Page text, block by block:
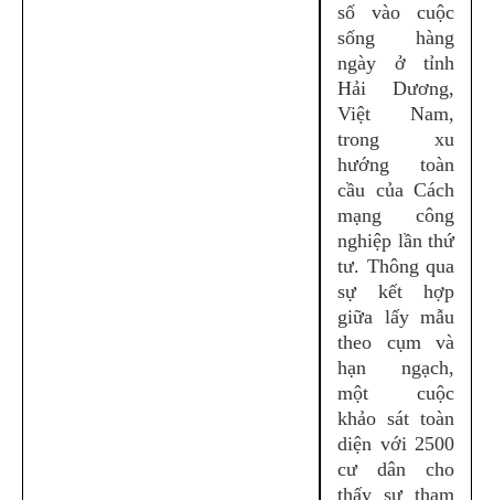
số vào cuộc
sống hàng
ngày ở tỉnh
Hải Dương,
Việt Nam,
trong xu
hướng toàn
cầu của Cách
mạng công
nghiệp lần thứ
tư. Thông qua
sự kết hợp
giữa lấy mẫu
theo cụm và
hạn ngạch,
một cuộc
khảo sát toàn
diện với 2500
cư dân cho
thấy sự tham